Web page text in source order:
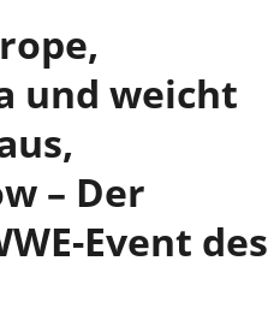
und weicht
– Der
Event des